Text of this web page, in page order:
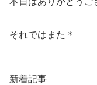
それではまた＊
新着記事